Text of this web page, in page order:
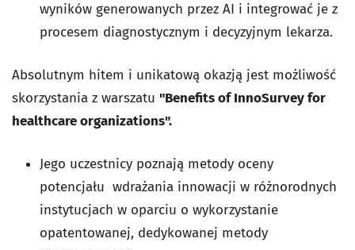
wyników generowanych przez AI i integrować je z
procesem diagnostycznym i decyzyjnym lekarza.
Absolutnym hitem i unikatową okazją jest możliwość
skorzystania z warszatu "Benefits of InnoSurvey for
healthcare organizations".
Jego uczestnicy poznają metody oceny
potencjału wdrażania innowacji w różnorodnych
instytucjach w oparciu o wykorzystanie
opatentowanej, dedykowanej metody